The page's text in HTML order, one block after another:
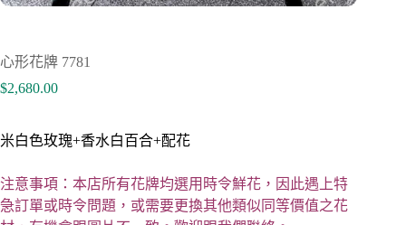
心形花牌 7781
$2,680.00
米白色玫瑰+香水白百合+配花
注意事項：本店所有花牌均選用時令鮮花，因此遇上特
急訂單或時令問題，或需要更換其他類似同等價值之花